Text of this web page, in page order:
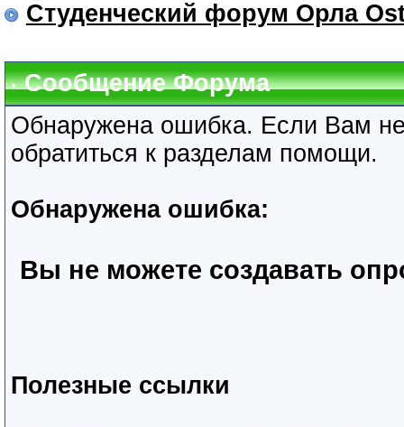
Студенческий форум Орла
Сообщение Форума
Обнаружена ошибка. Если Вам
обратиться к разделам помощи.
Обнаружена ошибка:
Вы не можете создавать
Полезные ссылки